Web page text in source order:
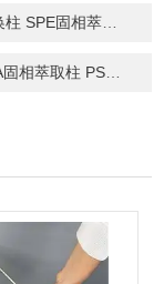
固相萃取柱
PSA复合型小柱